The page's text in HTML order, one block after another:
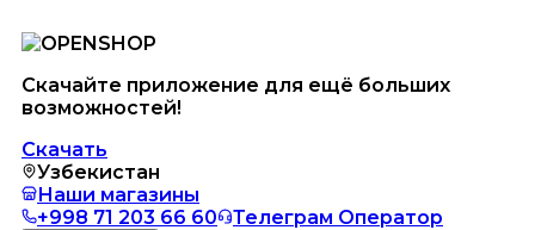
Скачайте приложение для ещё больших
возможностей!
Скачать
Узбекистан
Наши магазины
+998 71 203 66 60
Телеграм Оператор